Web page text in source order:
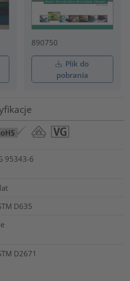
890750
Plik do
pobrania
95343-6
D635
D2671